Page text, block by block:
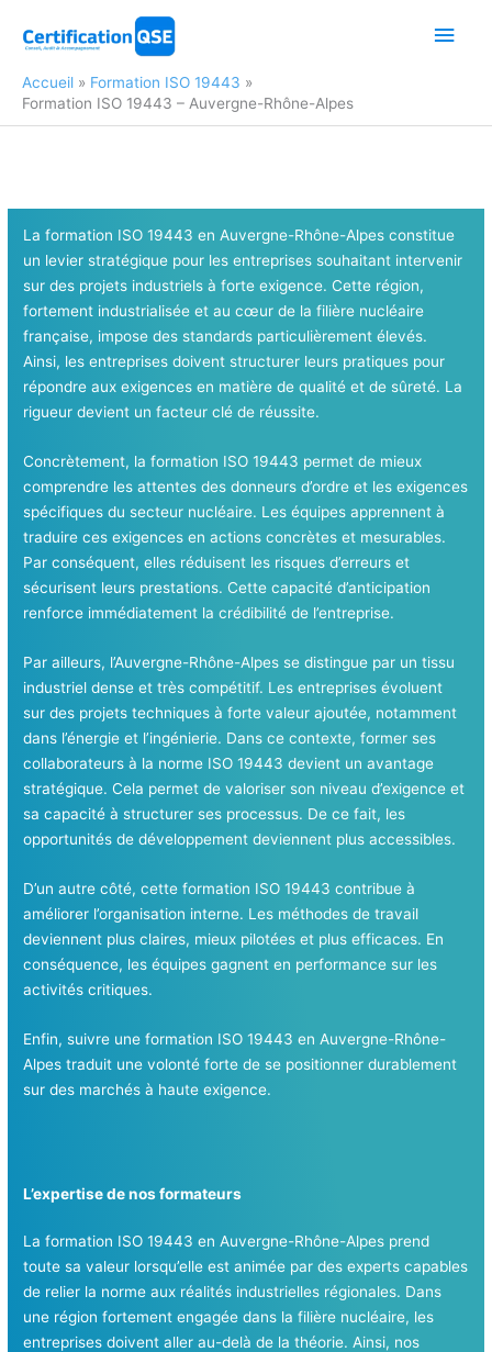
Accueil
Formation ISO 19443
Formation ISO 19443 – Auvergne-Rhône-Alpes
La formation ISO 19443 en Auvergne-Rhône-Alpes constitue
un levier stratégique pour les entreprises souhaitant intervenir
sur des projets industriels à forte exigence. Cette région,
fortement industrialisée et au cœur de la filière nucléaire
française, impose des standards particulièrement élevés.
Ainsi, les entreprises doivent structurer leurs pratiques pour
répondre aux exigences en matière de qualité et de sûreté. La
rigueur devient un facteur clé de réussite.
Concrètement, la formation ISO 19443 permet de mieux
comprendre les attentes des donneurs d’ordre et les exigences
spécifiques du secteur nucléaire. Les équipes apprennent à
traduire ces exigences en actions concrètes et mesurables.
Par conséquent, elles réduisent les risques d’erreurs et
sécurisent leurs prestations. Cette capacité d’anticipation
renforce immédiatement la crédibilité de l’entreprise.
Par ailleurs, l’Auvergne-Rhône-Alpes se distingue par un tissu
industriel dense et très compétitif. Les entreprises évoluent
sur des projets techniques à forte valeur ajoutée, notamment
dans l’énergie et l’ingénierie. Dans ce contexte, former ses
collaborateurs à la norme ISO 19443 devient un avantage
stratégique. Cela permet de valoriser son niveau d’exigence et
sa capacité à structurer ses processus. De ce fait, les
opportunités de développement deviennent plus accessibles.
D’un autre côté, cette formation ISO 19443 contribue à
améliorer l’organisation interne. Les méthodes de travail
deviennent plus claires, mieux pilotées et plus efficaces. En
conséquence, les équipes gagnent en performance sur les
activités critiques.
Enfin, suivre une formation ISO 19443 en Auvergne-Rhône-
Alpes traduit une volonté forte de se positionner durablement
sur des marchés à haute exigence.
L’expertise de nos formateurs
La formation ISO 19443 en Auvergne-Rhône-Alpes prend
toute sa valeur lorsqu’elle est animée par des experts capables
de relier la norme aux réalités industrielles régionales. Dans
une région fortement engagée dans la filière nucléaire, les
entreprises doivent aller au-delà de la théorie. Ainsi, nos